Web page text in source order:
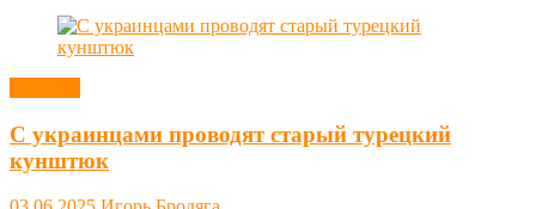
С украинцами проводят старый турецкий
кунштюк